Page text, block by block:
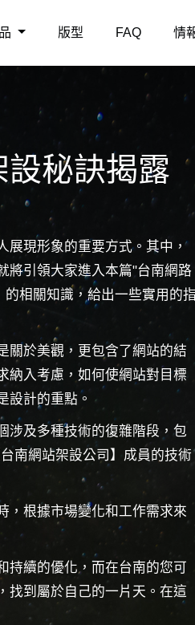
版型 FAQ 情
秘訣揭露
展現形象的重要方式。其中，
將引領大家進入本篇"台南網路
的相關知識，給出一些實用的指
關於美觀，更包含了網站的結
納入考慮，如何使網站對目標
設計的重點。
涉及多種技術的復雜階段，包
南網站架設公司】成員的技術
，根據市場變化和工作需求來
持續的優化，而在台南的您可
找到屬於自己的一片天。在這